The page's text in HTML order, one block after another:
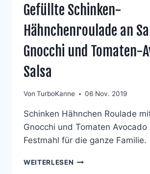
Gefüllte Schinken-
Hähnchenroulade an
Gnocchi und Tomaten-
Salsa
Von TurboKanne 06 Nov. 2019
Schinken Hähnchen Roulade
Gnocchi und Tomaten Avocado
Festmahl für die ganze Familie.
WEITERLESEN GEFÜLLTE